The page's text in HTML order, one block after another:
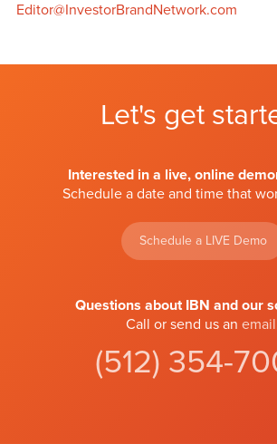
Editor@InvestorBrandNetwork.com
Let's get
Interested in a live, online
Schedule a date and time that
Schedule a LIVE Demo
Questions about IBN and our
Call or send us an email
(512) 354-